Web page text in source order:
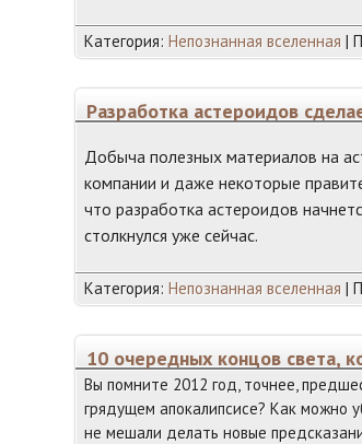
Категория:Непознанная вселенная |
Разработка астероидов
Добыча полезных материалов на
компании и даже некоторые
что разработка астероидов
столкнулся уже сейчас.
Категория:Непознанная вселенная |
10 очередных концов света,
Вы помните 2012 год, точнее,
грядущем апокалипсисе? Как можно
не мешали делать новые